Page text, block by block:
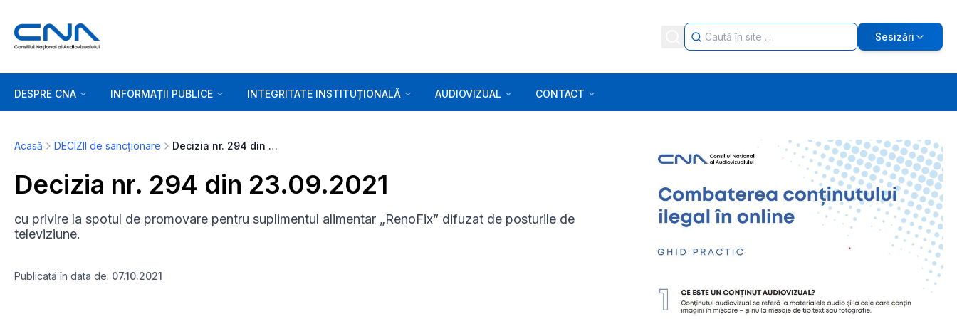
Sesizări
DESPRE CNA INFORMAȚII PUBLICE INTEGRITATE INSTITUȚIONALĂ AUDIOVIZUAL CONTACT
Acasă DECIZII de sancționare Decizia nr. 294 din 23.09.2021
Decizia nr. 294 din 23.09.2021
cu privire la spotul de promovare pentru suplimentul alimentar „RenoFix” difuzat de posturile de
televiziune.
Publicată în data de: 07.10.2021